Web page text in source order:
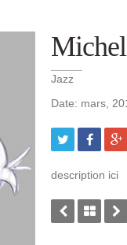
Jazz
Date: mars,
description ici